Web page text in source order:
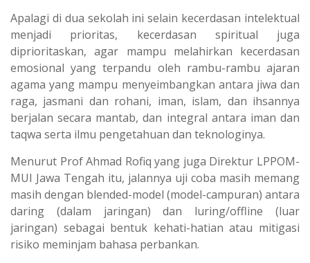
Apalagi di dua sekolah ini selain kecerdasan intelektual
menjadi prioritas, kecerdasan spiritual juga
diprioritaskan, agar mampu melahirkan kecerdasan
emosional yang terpandu oleh rambu-rambu ajaran
agama yang mampu menyeimbangkan antara jiwa dan
raga, jasmani dan rohani, iman, islam, dan ihsannya
berjalan secara mantab, dan integral antara iman dan
taqwa serta ilmu pengetahuan dan teknologinya.
Menurut Prof Ahmad Rofiq yang juga Direktur LPPOM-
MUI Jawa Tengah itu, jalannya uji coba masih memang
masih dengan blended-model (model-campuran) antara
daring (dalam jaringan) dan luring/offline (luar
jaringan) sebagai bentuk kehati-hatian atau mitigasi
risiko meminjam bahasa perbankan.